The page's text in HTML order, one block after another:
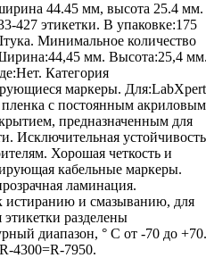
44.45 мм, высота 25.4 мм.
427 этикетки. В упаковке:175
Минимальное количество
мм. Высота:25,4
Категория
маркеры.
с постоянным акриловым
предназначенным для
Исключительная устойчивость
Хорошая четкость и
кабельные маркеры.
ламинация.
истиранию и смазыванию, для
разделены
диапазон, ° С от -70 до +70.
4300=R-7950.